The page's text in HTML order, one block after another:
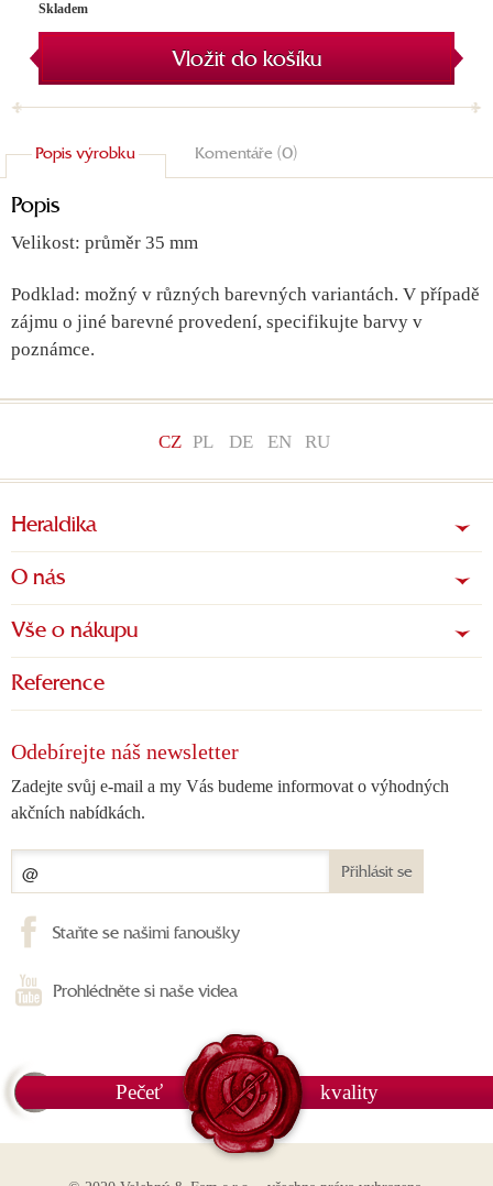
Skladem
Vložit do košíku
Popis výrobku Komentáře (0)
Popis
Velikost: průměr 35 mm
Podklad: možný v různých barevných variantách. V případě
zájmu o jiné barevné provedení, specifikujte barvy v
poznámce.
CZ PL DE EN RU
Heraldika
O nás
Vše o nákupu
Reference
Odebírejte náš newsletter
Zadejte svůj e-mail a my Vás budeme informovat o výhodných
akčních nabídkách.
Přihlásit se
Staňte se našimi fanoušky
Prohlédněte si naše videa
Pečeť kvality